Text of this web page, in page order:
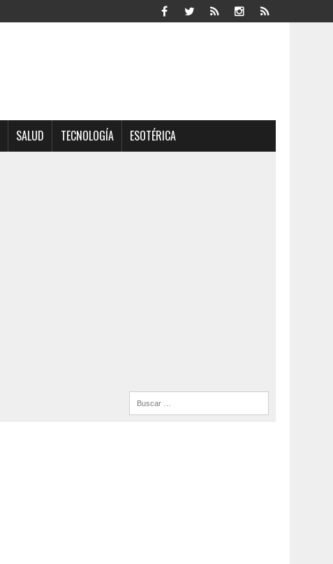
SALUD TECNOLOGÍA ESOTÉRICA